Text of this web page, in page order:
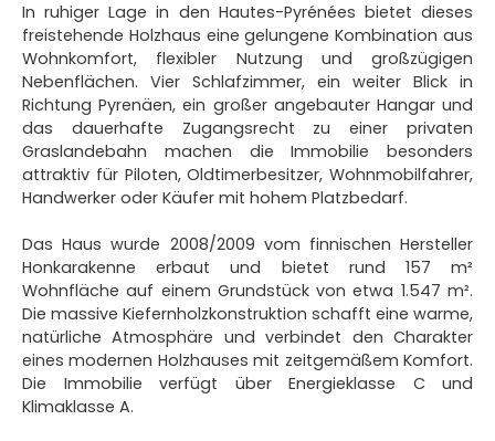
In ruhiger Lage in den Hautes-Pyrénées bietet dieses
freistehende Holzhaus eine gelungene Kombination aus
Wohnkomfort, flexibler Nutzung und großzügigen
Nebenflächen. Vier Schlafzimmer, ein weiter Blick in
Richtung Pyrenäen, ein großer angebauter Hangar und
das dauerhafte Zugangsrecht zu einer privaten
Graslandebahn machen die Immobilie besonders
attraktiv für Piloten, Oldtimerbesitzer, Wohnmobilfahrer,
Handwerker oder Käufer mit hohem Platzbedarf.
Das Haus wurde 2008/2009 vom finnischen Hersteller
Honkarakenne erbaut und bietet rund 157 m²
Wohnfläche auf einem Grundstück von etwa 1.547 m².
Die massive Kiefernholzkonstruktion schafft eine warme,
natürliche Atmosphäre und verbindet den Charakter
eines modernen Holzhauses mit zeitgemäßem Komfort.
Die Immobilie verfügt über Energieklasse C und
Klimaklasse A.